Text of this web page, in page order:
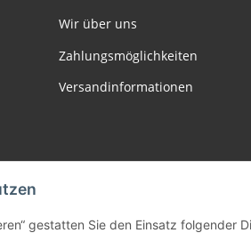
gestatten Sie den Einsatz folgender
Wir über uns
Zahlungsmöglichkeiten
Versandinformationen